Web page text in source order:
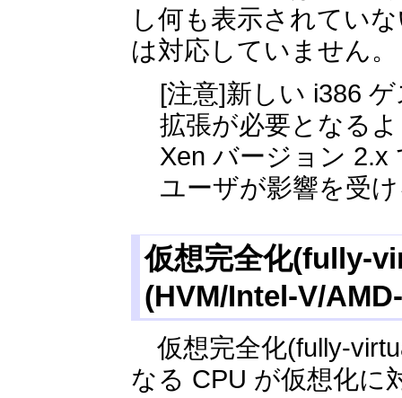
し何も表示されてい
は対応していません。
[注意]新しい i386
拡張が必要となる
Xen バージョン 2.x
ユーザが影響を受
仮想完全化(fully-
(HVM/Intel-V/
仮想完全化(fully-
なる CPU が仮想化に